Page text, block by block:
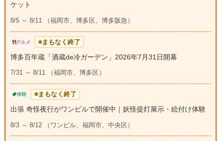
ケット
8/5 ～ 8/11 （福岡市、博多区、博多阪急）
グルメ まもなく終了
博多百年蔵「酒蔵de冷ガーデン」2026年7月31日開幕
7/31 ～ 8/11 （福岡市、博多区）
体験 まもなく終了
出張 奇怪夜行がワンビルで開催中｜妖怪提灯展示・絵付け体験
8/3 ～ 8/12 （ワンビル、福岡市、中央区）